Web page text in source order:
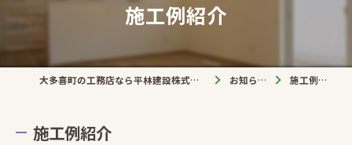
施工例紹介
大多喜町の工務店なら平林建設株式会社 お知らせ 施工例紹介
施工例紹介